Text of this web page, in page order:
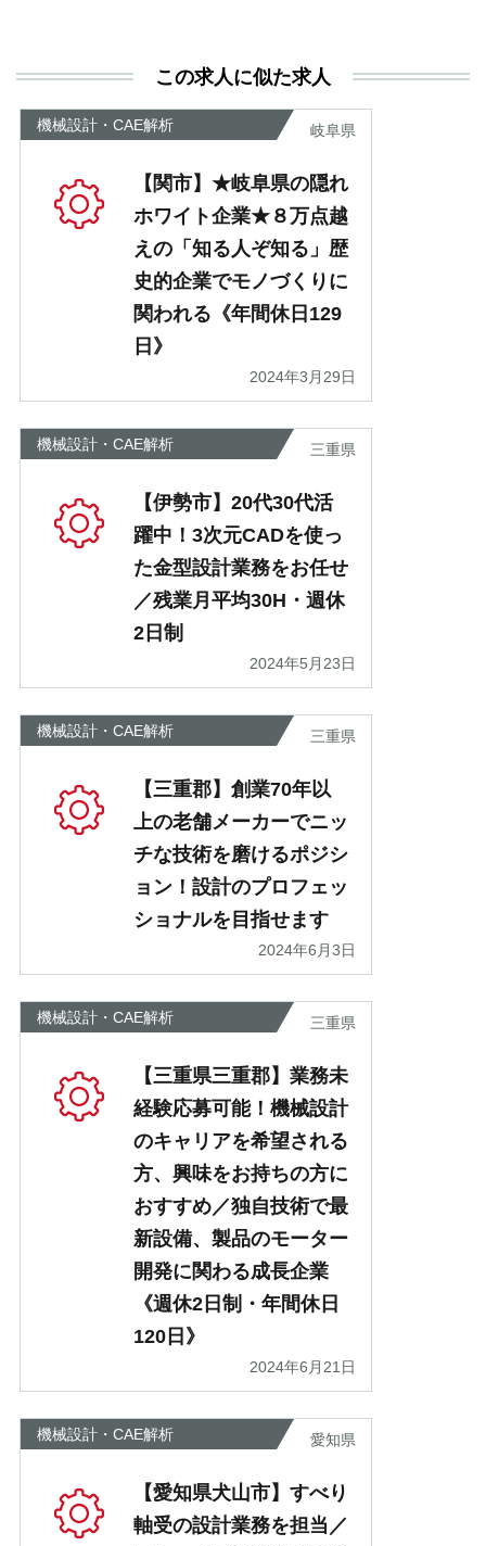
が
この求人に似た求人
機械設計・CAE解析 岐阜県
【関市】★岐阜県の隠れ
ホワイト企業★８万点越
えの「知る人ぞ知る」歴
史的企業でモノづくりに
関われる《年間休日129
日》
2024年3月29日
機械設計・CAE解析 三重県
【伊勢市】20代30代活
躍中！3次元CADを使っ
た金型設計業務をお任せ
／残業月平均30H・週休
2日制
2024年5月23日
機械設計・CAE解析 三重県
【三重郡】創業70年以
上の老舗メーカーでニッ
チな技術を磨けるポジシ
ョン！設計のプロフェッ
ショナルを目指せます
2024年6月3日
機械設計・CAE解析 三重県
【三重県三重郡】業務未
経験応募可能！機械設計
のキャリアを希望される
方、興味をお持ちの方に
おすすめ／独自技術で最
新設備、製品のモーター
開発に関わる成長企業
《週休2日制・年間休日
120日》
2024年6月21日
機械設計・CAE解析 愛知県
【愛知県犬山市】すべり
軸受の設計業務を担当／